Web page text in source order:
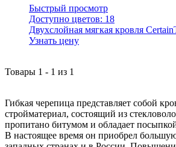
Быстрый просмотр
Доступно цветов: 18
Двухслойная мягкая кровля
Узнать цену
Товары 1 - 1 из 1
Гибкая черепица представляет собой
стройматериал, состоящий из
пропитано битумом и обладает
В настоящее время он приобрел